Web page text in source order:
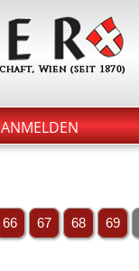
ANMELDEN
66 67 68 69